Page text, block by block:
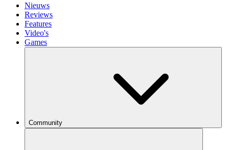
Nieuws
Reviews
Features
Video's
Games
Community